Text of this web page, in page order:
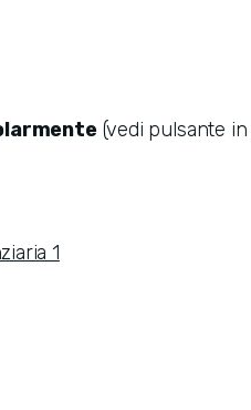
(vedi pulsante
1